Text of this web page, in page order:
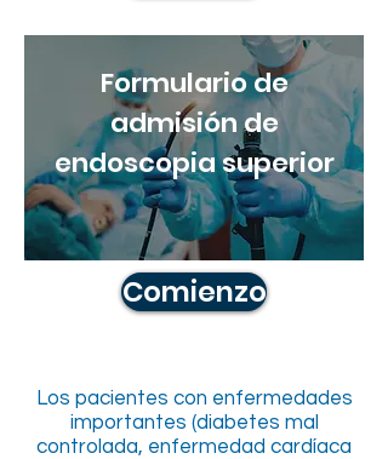
Formulario de
admisión de
endoscopia superior
Comienzo
Los pacientes con enfermedades
importantes (diabetes mal
controlada, enfermedad cardíaca